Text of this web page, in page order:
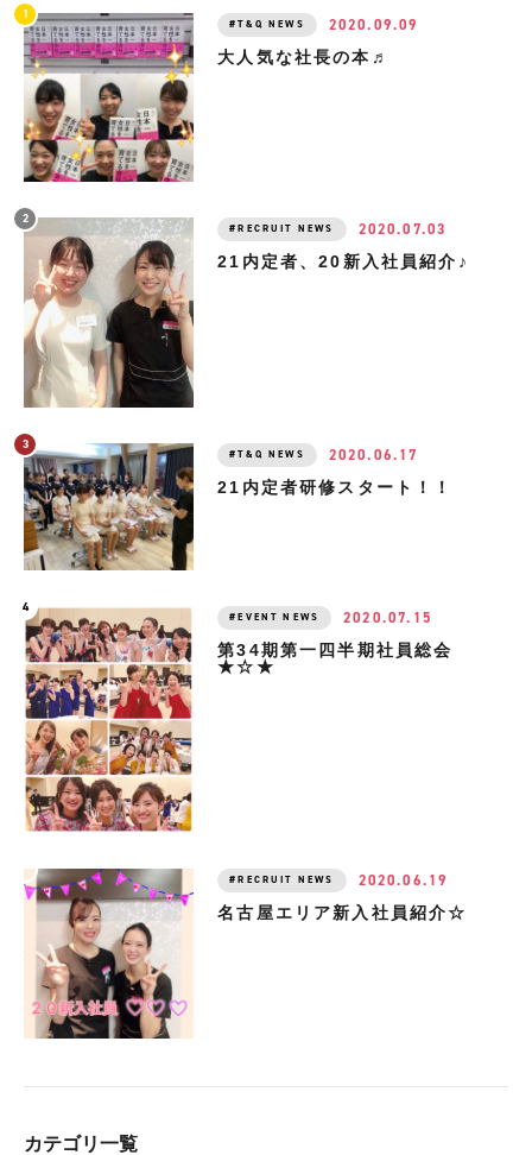
T&Q NEWS
2020.09.09
大人気な社長の本♬
RECRUIT NEWS
2020.07.03
21内定者、20新入社員紹介♪
T&Q NEWS
2020.06.17
21内定者研修スタート！！
EVENT NEWS
2020.07.15
第34期第一四半期社員総会
★☆★
RECRUIT NEWS
2020.06.19
名古屋エリア新入社員紹介☆
カテゴリ一覧